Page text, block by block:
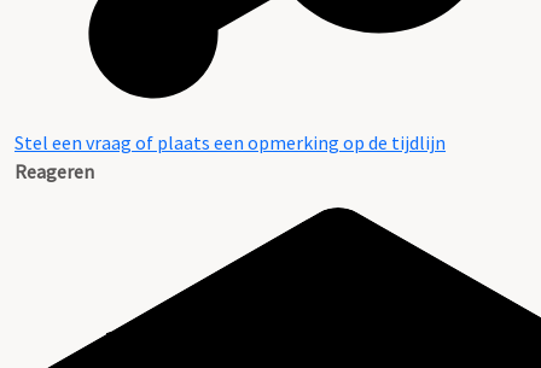
Stel een vraag of plaats een opmerking op de tijdlijn
Reageren